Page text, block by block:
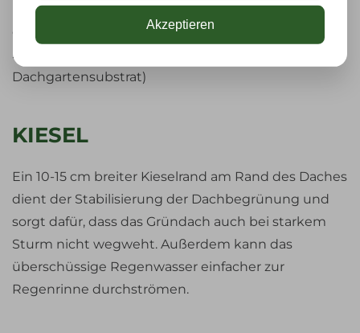
Nährstoffe, Wasser und Sauerstoff und zeichnet sich
durch ein geringes Gewicht aus. (Auf die
Sedummatten ist auch noch 1-2cm
Dachgartensubstrat)
KIESEL
Ein 10-15 cm breiter Kieselrand am Rand des Daches
dient der Stabilisierung der Dachbegrünung und
sorgt dafür, dass das Gründach auch bei starkem
Sturm nicht wegweht. Außerdem kann das
überschüssige Regenwasser einfacher zur
Regenrinne durchströmen.
Akzeptieren